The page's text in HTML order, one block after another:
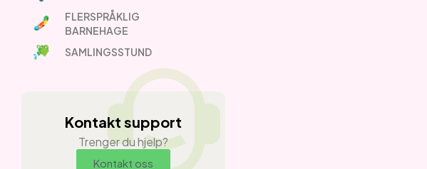
FLERSPRÅKLIG
BARNEHAGE
SAMLINGSSTUND
Kontakt support
Trenger du hjelp?
Kontakt oss